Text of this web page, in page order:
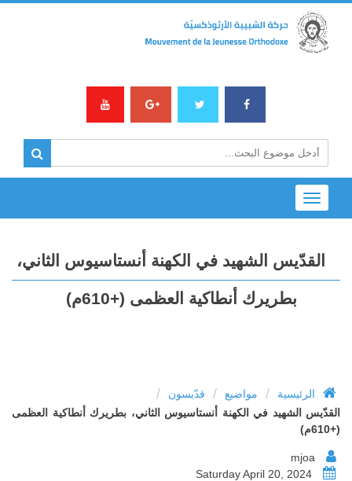
Toggle
navigation
القدّيس الشهيد في الكهنة أنستاسيوس الثاني،
بطريرك أنطاكية العظمى (+610م)
الرئيسية / مواضيع / قدّيسون /
القدّيس الشهيد في الكهنة أنستاسيوس الثاني، بطريرك أنطاكية العظمى
(+610م)